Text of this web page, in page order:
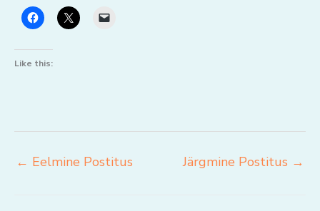
Like this:
← Eelmine Postitus Järgmine Postitus →